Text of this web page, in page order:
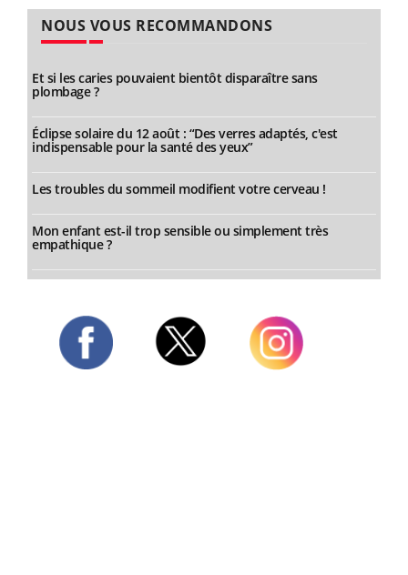
NOUS VOUS RECOMMANDONS
Et si les caries pouvaient bientôt disparaître sans
plombage ?
Éclipse solaire du 12 août : “Des verres adaptés, c'est
indispensable pour la santé des yeux”
Les troubles du sommeil modifient votre cerveau !
Mon enfant est-il trop sensible ou simplement très
empathique ?